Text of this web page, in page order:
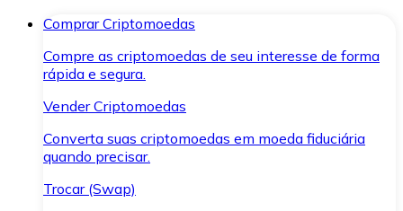
Comprar Criptomoedas
Compre as criptomoedas de seu interesse de forma
rápida e segura.
Vender Criptomoedas
Converta suas criptomoedas em moeda fiduciária
quando precisar.
Trocar (Swap)